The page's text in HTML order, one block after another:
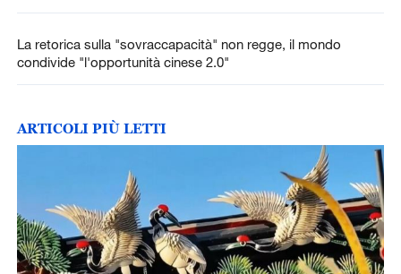
La retorica sulla "sovraccapacità" non regge, il mondo
condivide "l'opportunità cinese 2.0"
ARTICOLI PIÙ LETTI